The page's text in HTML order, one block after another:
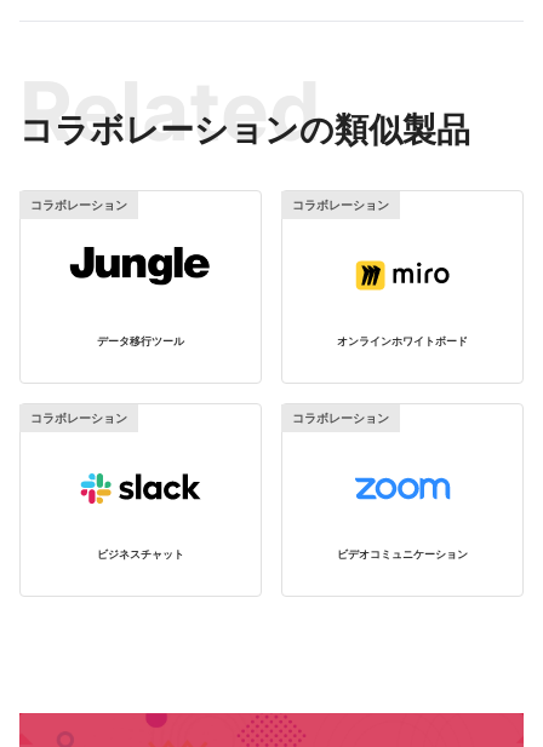
コラボレーションの類似製品
Related
コラボレーション
データ移行ツール
コラボレーション
オンラインホワイトボード
コラボレーション
ビジネスチャット
コラボレーション
ビデオコミュニケーション